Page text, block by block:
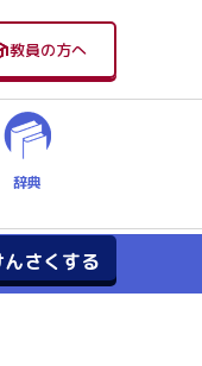
教員の方へ
辞典